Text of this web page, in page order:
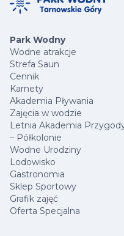
Park Wodny
Wodne atrakcje
Strefa Saun
Cennik
Karnety
Akademia Pływania
Zajęcia w wodzie
Letnia Akademia
– Półkolonie
Wodne Urodziny
Lodowisko
Gastronomia
Sklep Sportowy
Grafik zajęć
Oferta Specjalna